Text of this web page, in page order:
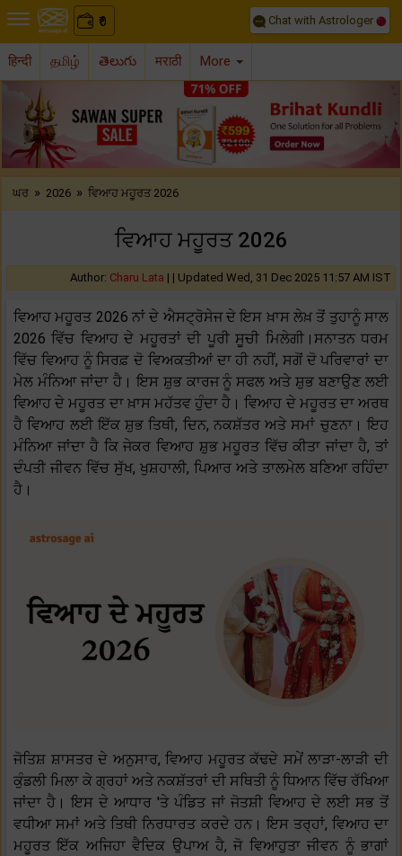
₹
0 Chat with Astrologer
हिन्दी தமிழ் తెలుగు मराठी More
Previous
ਘਰ » 2026 » ਵਿਆਹ ਮਹੂਰਤ 2026
ਵਿਆਹ ਮਹੂਰਤ 2026
Author: Charu Lata | | Updated Wed, 31 Dec 2025 11:57 AM IST
ਵਿਆਹ ਮਹੂਰਤ 2026 ਨਾਂ ਦੇ ਐਸਟ੍ਰੋਸੇਜ ਦੇ ਇਸ ਖ਼ਾਸ ਲੇਖ਼ ਤੋਂ ਤੁਹਾਨੂੰ ਸਾਲ
2026 ਵਿੱਚ ਵਿਆਹ ਦੇ ਮਹੂਰਤਾਂ ਦੀ ਪੂਰੀ ਸੂਚੀ ਮਿਲੇਗੀ।ਸਨਾਤਨ ਧਰਮ
ਵਿੱਚ ਵਿਆਹ ਨੂੰ ਸਿਰਫ਼ ਦੋ ਵਿਅਕਤੀਆਂ ਦਾ ਹੀ ਨਹੀਂ, ਸਗੋਂ ਦੋ ਪਰਿਵਾਰਾਂ ਦਾ
ਮੇਲ ਮੰਨਿਆ ਜਾਂਦਾ ਹੈ। ਇਸ ਸ਼ੁਭ ਕਾਰਜ ਨੂੰ ਸਫਲ ਅਤੇ ਸ਼ੁਭ ਬਣਾਉਣ ਲਈ
ਵਿਆਹ ਦੇ ਮਹੂਰਤ ਦਾ ਖ਼ਾਸ ਮਹੱਤਵ ਹੁੰਦਾ ਹੈ। ਵਿਆਹ ਦੇ ਮਹੂਰਤ ਦਾ ਅਰਥ
ਹੈ ਵਿਆਹ ਲਈ ਇੱਕ ਸ਼ੁਭ ਤਿਥੀ, ਦਿਨ, ਨਕਸ਼ੱਤਰ ਅਤੇ ਸਮਾਂ ਚੁਣਨਾ। ਇਹ
ਮੰਨਿਆ ਜਾਂਦਾ ਹੈ ਕਿ ਜੇਕਰ ਵਿਆਹ ਸ਼ੁਭ ਮਹੂਰਤ ਵਿੱਚ ਕੀਤਾ ਜਾਂਦਾ ਹੈ, ਤਾਂ
ਦੰਪਤੀ ਜੀਵਨ ਵਿੱਚ ਸੁੱਖ, ਖੁਸ਼ਹਾਲੀ, ਪਿਆਰ ਅਤੇ ਤਾਲਮੇਲ ਬਣਿਆ ਰਹਿੰਦਾ
ਹੈ।
ਜੋਤਿਸ਼ ਸ਼ਾਸਤਰ ਦੇ ਅਨੁਸਾਰ, ਵਿਆਹ ਮਹੂਰਤ ਕੱਢਦੇ ਸਮੇਂ ਲਾੜਾ-ਲਾੜੀ ਦੀ
ਕੁੰਡਲੀ ਮਿਲਾ ਕੇ ਗ੍ਰਹਾਂ ਅਤੇ ਨਕਸ਼ੱਤਰਾਂ ਦੀ ਸਥਿਤੀ ਨੂੰ ਧਿਆਨ ਵਿੱਚ ਰੱਖਿਆ
ਜਾਂਦਾ ਹੈ। ਇਸ ਦੇ ਆਧਾਰ 'ਤੇ ਪੰਡਿਤ ਜਾਂ ਜੋਤਸ਼ੀ ਵਿਆਹ ਦੇ ਲਈ ਸਭ ਤੋਂ
ਵਧੀਆ ਸਮਾਂ ਅਤੇ ਤਿਥੀ ਨਿਰਧਾਰਤ ਕਰਦੇ ਹਨ। ਇਸ ਤਰ੍ਹਾਂ, ਵਿਆਹ ਦਾ
ਮਹੂਰਤ ਇੱਕ ਅਜਿਹਾ ਵੈਦਿਕ ਉਪਾਅ ਹੈ, ਜੋ ਵਿਆਹੁਤਾ ਜੀਵਨ ਨੂੰ ਭਾਗਾਂ